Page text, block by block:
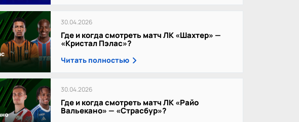
30.04.2026
Где и когда смотреть матч ЛК «Шахтер» —
«Кристал Пэлас»?
Читать полностью
30.04.2026
Где и когда смотреть матч ЛК «Райо
Вальекано» — «Страсбур»?